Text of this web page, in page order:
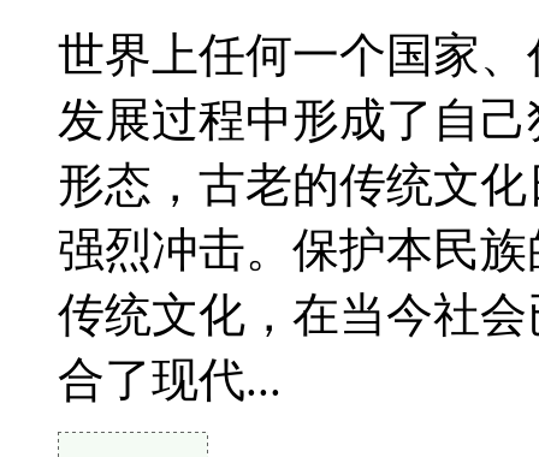
世界上任何一个国家
发展过程中形成了自
形态，古老的传统文
强烈冲击。保护本民
传统文化，在当今社
合了现代...